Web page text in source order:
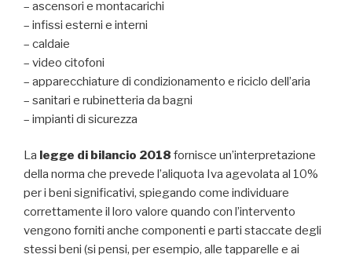
– ascensori e montacarichi
– infissi esterni e interni
– caldaie
– video citofoni
– apparecchiature di condizionamento e riciclo dell’aria
– sanitari e rubinetteria da bagni
– impianti di sicurezza
La legge di bilancio 2018 fornisce un’interpretazione
della norma che prevede l’aliquota Iva agevolata al 10%
per i beni significativi, spiegando come individuare
correttamente il loro valore quando con l’intervento
vengono forniti anche componenti e parti staccate degli
stessi beni (si pensi, per esempio, alle tapparelle e ai